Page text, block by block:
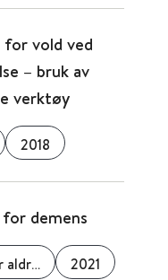
vold ved
– bruk av
verktøy
2018
demens
Nasjonalt senter for aldring og helse 2021